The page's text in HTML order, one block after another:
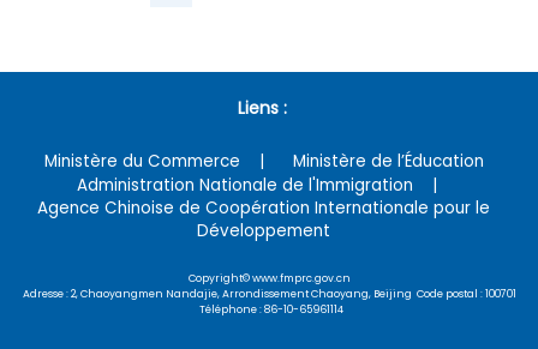
Liens :
Ministère du Commerce
Ministère de l’Éducation
Administration Nationale de l'Immigration
Agence Chinoise de Coopération Internationale pour le
Développement
Copyright© www.fmprc.gov.cn
Adresse : 2, Chaoyangmen Nandajie, Arrondissement Chaoyang, Beijing Code postal : 100701
Téléphone : 86-10-65961114